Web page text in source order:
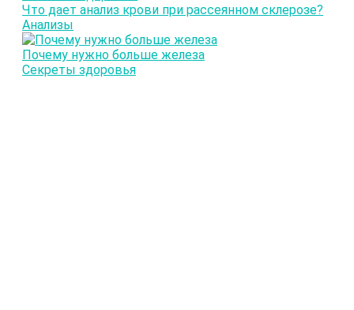
Что дает анализ крови при рассеянном склерозе?
Анализы
Почему нужно больше железа
Секреты здоровья